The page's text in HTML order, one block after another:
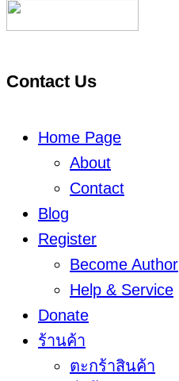
Contact Us
Home Page
About
Contact
Blog
Register
Become Author
Help & Service
Donate
ร้านค้า
ตะกร้าสินค้า